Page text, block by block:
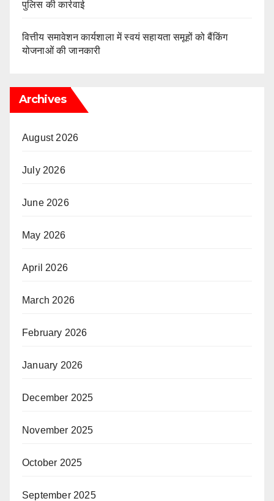
पुलिस की कार्रवाई
वित्तीय समावेशन कार्यशाला में स्वयं सहायता समूहों को बैंकिंग
योजनाओं की जानकारी
Archives
August 2026
July 2026
June 2026
May 2026
April 2026
March 2026
February 2026
January 2026
December 2025
November 2025
October 2025
September 2025